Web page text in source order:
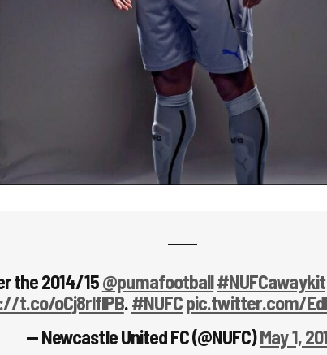
the 2014/15@pumafootball#NUFCawaykit
t.co/oCj8rlflPB.#NUFCpic.twitter.com/
— Newcastle United FC (@NUFC)May 1,